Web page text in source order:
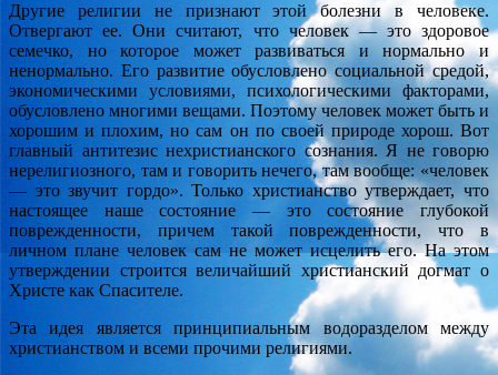
Другие религии не признают этой болезни в человеке.
Отвергают ее. Они считают, что человек — это здоровое
семечко, но которое может развиваться и нормально и
ненормально. Его развитие обусловлено социальной средой,
экономическими условиями, психологическими факторами,
обусловлено многими вещами. Поэтому человек может быть и
хорошим и плохим, но сам он по своей природе хорош. Вот
главный антитезис нехристианского сознания. Я не говорю
нерелигиозного, там и говорить нечего, там вообще: «человек
— это звучит гордо». Только христианство утверждает, что
настоящее наше состояние — это состояние глубокой
поврежденности, причем такой поврежденности, что в
личном плане человек сам не может исцелить его. На этом
утверждении строится величайший христианский догмат о
Христе как Спасителе.
Эта идея является принципиальным водоразделом между
христианством и всеми прочими религиями.